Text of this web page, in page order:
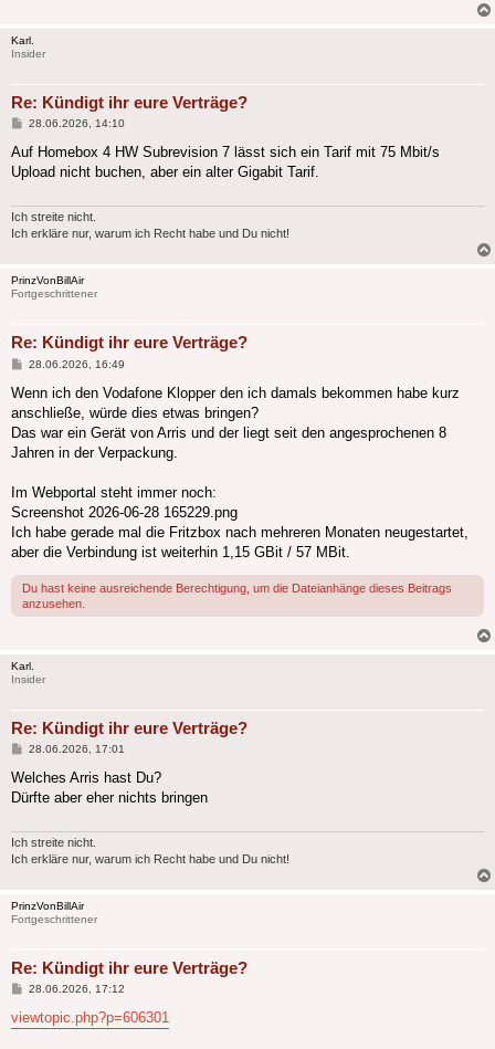
Karl.
Insider
Re: Kündigt ihr eure Verträge?
Beitrag
28.06.2026, 14:10
Auf Homebox 4 HW Subrevision 7 lässt sich ein Tarif mit 75 Mbit/s
Upload nicht buchen, aber ein alter Gigabit Tarif.
Ich streite nicht.
Ich erkläre nur, warum ich Recht habe und Du nicht!
PrinzVonBillAir
Fortgeschrittener
Re: Kündigt ihr eure Verträge?
Beitrag
28.06.2026, 16:49
Wenn ich den Vodafone Klopper den ich damals bekommen habe kurz
anschließe, würde dies etwas bringen?
Das war ein Gerät von Arris und der liegt seit den angesprochenen 8
Jahren in der Verpackung.
Im Webportal steht immer noch:
Screenshot 2026-06-28 165229.png
Ich habe gerade mal die Fritzbox nach mehreren Monaten neugestartet,
aber die Verbindung ist weiterhin 1,15 GBit / 57 MBit.
Du hast keine ausreichende Berechtigung, um die Dateianhänge dieses Beitrags
anzusehen.
Karl.
Insider
Re: Kündigt ihr eure Verträge?
Beitrag
28.06.2026, 17:01
Welches Arris hast Du?
Dürfte aber eher nichts bringen
Ich streite nicht.
Ich erkläre nur, warum ich Recht habe und Du nicht!
PrinzVonBillAir
Fortgeschrittener
Re: Kündigt ihr eure Verträge?
Beitrag
28.06.2026, 17:12
viewtopic.php?p=606301